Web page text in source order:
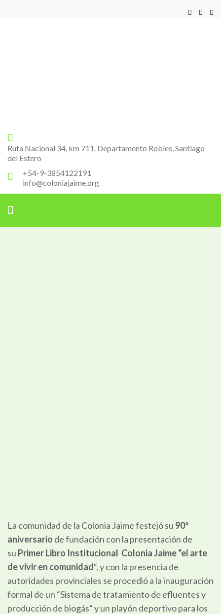
Pagina Oficial
Ruta Nacional 34, km 711. Departamento Robles, Santiago
del Estero
+54-9-3854122191
info@coloniajaime.org
La comunidad de la Colonia Jaime festejó su 90º
aniversario de fundación con la presentación de
su Primer Libro Institucional Colonia Jaime “el arte
de vivir en comunidad“, y con la presencia de
autoridades provinciales se procedió a la inauguración
formal de un “Sistema de tratamiento de efluentes y
producción de biogás” y un playón deportivo para los